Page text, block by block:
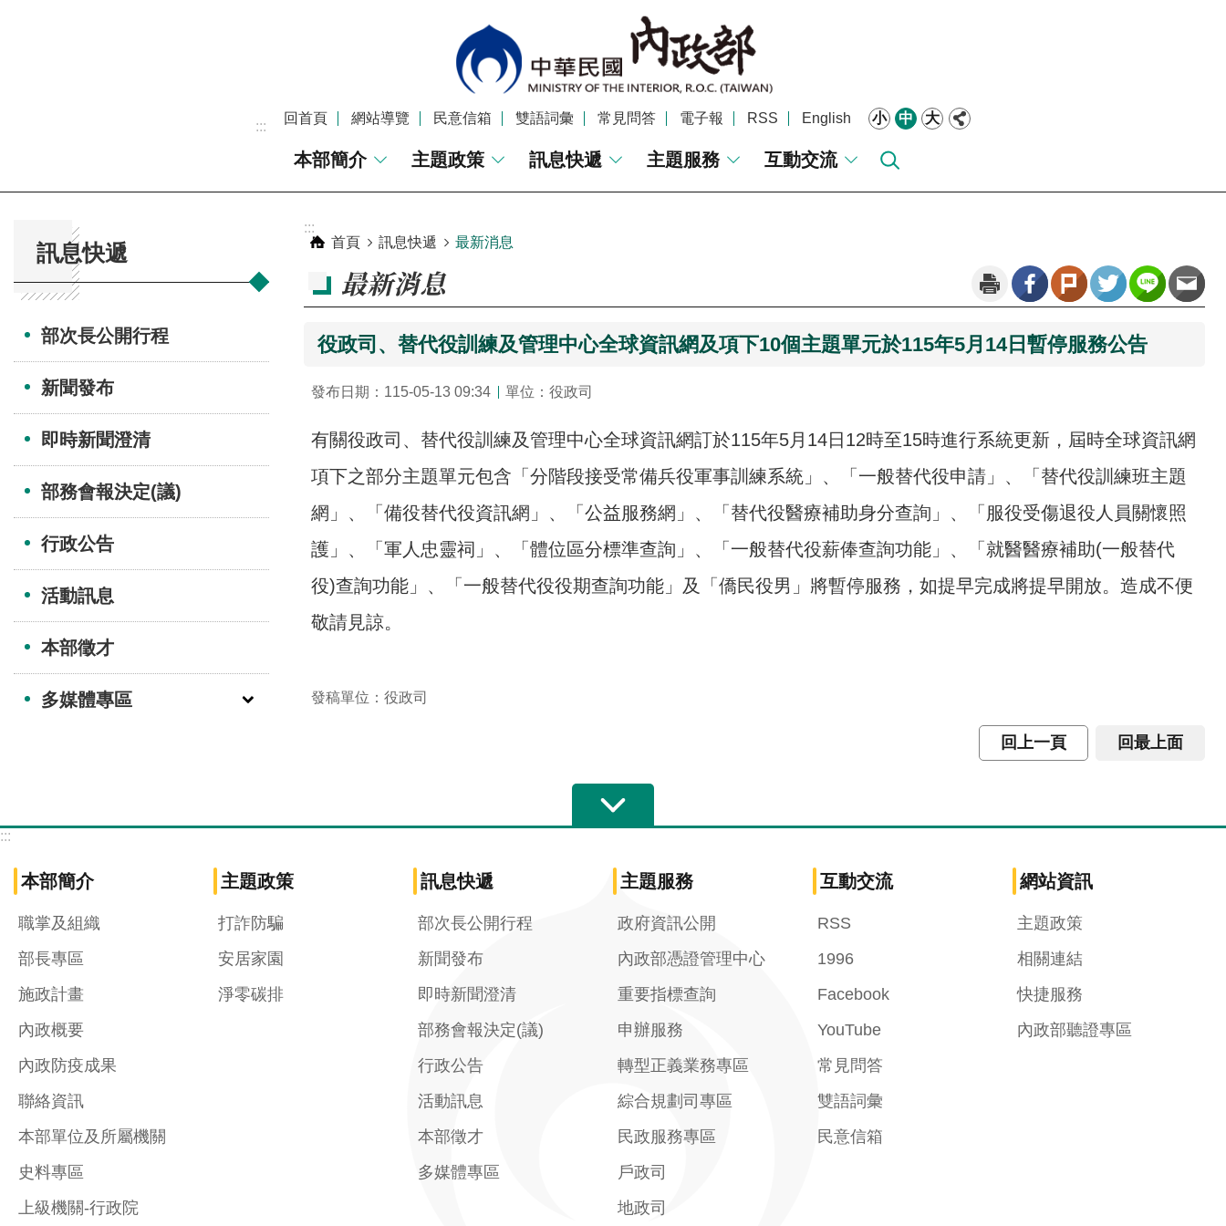
:::
回首頁 網站導覽 民意信箱 雙語詞彙 常見問答 電子報 RSS English 小 中 大
本部簡介 主題政策 訊息快遞 主題服務 互動交流
訊息快遞
部次長公開行程
新聞發布
即時新聞澄清
部務會報決定(議)
行政公告
活動訊息
本部徵才
多媒體專區
:::
首頁
訊息快遞 最新消息
最新消息
役政司、替代役訓練及管理中心全球資訊網及項下10個主題單元於115年5月14日暫停服務公告
發布日期：115-05-13 09:34 單位：役政司
有關役政司、替代役訓練及管理中心全球資訊網訂於115年5月14日12時至15時進行系統更新，屆時全球資訊網
項下之部分主題單元包含「分階段接受常備兵役軍事訓練系統」、「一般替代役申請」、「替代役訓練班主題
網」、「備役替代役資訊網」、「公益服務網」、「替代役醫療補助身分查詢」、「服役受傷退役人員關懷照
護」、「軍人忠靈祠」、「體位區分標準查詢」、「一般替代役薪俸查詢功能」、「就醫醫療補助(一般替代
役)查詢功能」、「一般替代役役期查詢功能」及「僑民役男」將暫停服務，如提早完成將提早開放。造成不便
敬請見諒。
發稿單位：役政司
回上一頁 回最上面
:::
本部簡介
職掌及組織
部長專區
施政計畫
內政概要
內政防疫成果
聯絡資訊
本部單位及所屬機關
史料專區
上級機關-行政院
主題政策
打詐防騙
安居家園
淨零碳排
訊息快遞
部次長公開行程
新聞發布
即時新聞澄清
部務會報決定(議)
行政公告
活動訊息
本部徵才
多媒體專區
主題服務
政府資訊公開
內政部憑證管理中心
重要指標查詢
申辦服務
轉型正義業務專區
綜合規劃司專區
民政服務專區
戶政司
地政司
互動交流
RSS
1996
Facebook
YouTube
常見問答
雙語詞彙
民意信箱
網站資訊
主題政策
相關連結
快捷服務
內政部聽證專區